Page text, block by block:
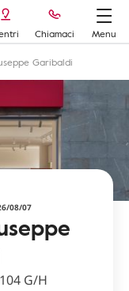
Chiamaci
Menu
Garibaldi
08/07
G/H